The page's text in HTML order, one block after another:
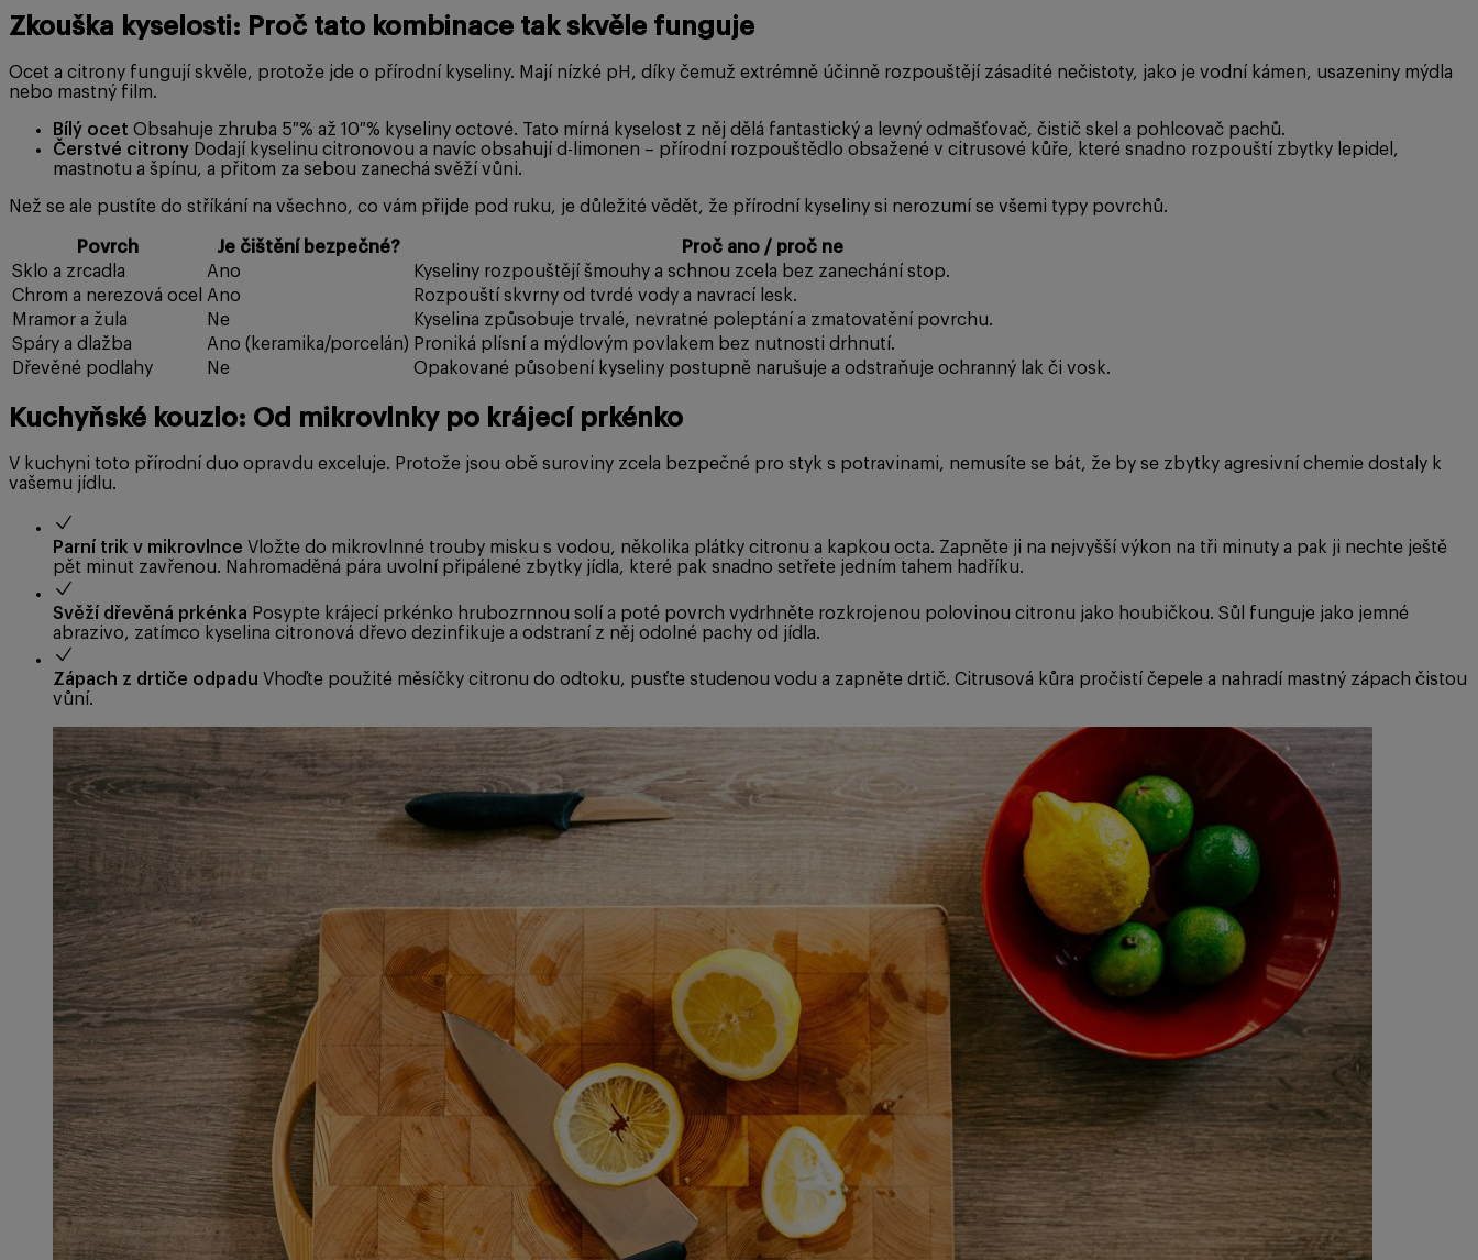
Zkouška kyselosti: Proč tato kombinace tak skvěle funguje
Ocet a citrony fungují skvěle, protože jde o přírodní kyseliny. Mají nízké pH, díky čemuž extrémně účinně rozpouštějí zásadité nečistoty, jako je vodní kámen, usazeniny mýdla
nebo mastný film.
Bílý ocet Obsahuje zhruba 5 % až 10 % kyseliny octové. Tato mírná kyselost z něj dělá fantastický a levný odmašťovač, čistič skel a pohlcovač pachů.
Čerstvé citrony Dodají kyselinu citronovou a navíc obsahují d-limonen – přírodní rozpouštědlo obsažené v citrusové kůře, které snadno rozpouští zbytky lepidel,
mastnotu a špínu, a přitom za sebou zanechá svěží vůni.
Než se ale pustíte do stříkání na všechno, co vám přijde pod ruku, je důležité vědět, že přírodní kyseliny si nerozumí se všemi typy povrchů.
Povrch Je čištění bezpečné?
Proč ano / proč ne
Sklo a zrcadla
Ano
Kyseliny rozpouštějí šmouhy a schnou zcela bez zanechání stop.
Chrom a nerezová ocel Ano
Rozpouští skvrny od tvrdé vody a navrací lesk.
Mramor a žula
Ne
Kyselina způsobuje trvalé, nevratné poleptání a zmatovatění povrchu.
Spáry a dlažba
Ano (keramika/porcelán) Proniká plísní a mýdlovým povlakem bez nutnosti drhnutí.
Dřevěné podlahy
Ne Opakované působení kyseliny postupně narušuje a odstraňuje ochranný lak či vosk.
Kuchyňské kouzlo: Od mikrovlnky po krájecí prkénko
V kuchyni toto přírodní duo opravdu exceluje. Protože jsou obě suroviny zcela bezpečné pro styk s potravinami, nemusíte se bát, že by se zbytky agresivní chemie dostaly k
vašemu jídlu.
Parní trik v mikrovlnce Vložte do mikrovlnné trouby misku s vodou, několika plátky citronu a kapkou octa. Zapněte ji na nejvyšší výkon na tři minuty a pak ji nechte ještě
pět minut zavřenou. Nahromaděná pára uvolní připálené zbytky jídla, které pak snadno setřete jedním tahem hadříku.
Svěží dřevěná prkénka Posypte krájecí prkénko hrubozrnnou solí a poté povrch vydrhněte rozkrojenou polovinou citronu jako houbičkou. Sůl funguje jako jemné
abrazivo, zatímco kyselina citronová dřevo dezinfikuje a odstraní z něj odolné pachy od jídla.
Zápach z drtiče odpadu Vhoďte použité měsíčky citronu do odtoku, pusťte studenou vodu a zapněte drtič. Citrusová kůra pročistí čepele a nahradí mastný zápach čistou
vůní.